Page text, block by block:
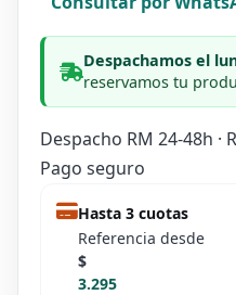
Frío/Calor
cantidad
Despachamos el
reservamos tu
Despacho RM 24-48h ·
Pago seguro
Hasta 3 cuotas
Referencia desde
$
3.295